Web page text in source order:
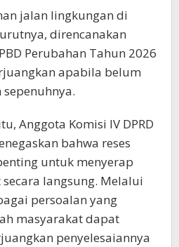
jalan lingkungan di
direncanakan
Perubahan Tahun 2026
apabila belum
Anggota Komisi IV DPRD
bahwa reses
untuk menyerap
langsung. Melalui
persoalan yang
masyarakat dapat
penyelesaiannya